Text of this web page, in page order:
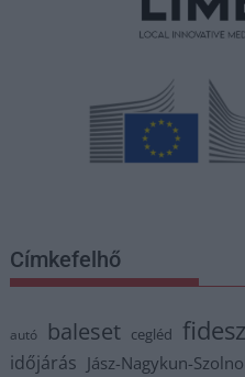
Címkefelhő
autó baleset cegléd fidesz
időjárás Jász-Nagykun-